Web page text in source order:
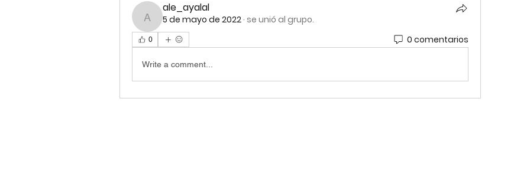
ale_ayalal
ale_ayalal
5 de mayo de 2022· se unió al grupo.
0 0 comentarios
Write a comment...